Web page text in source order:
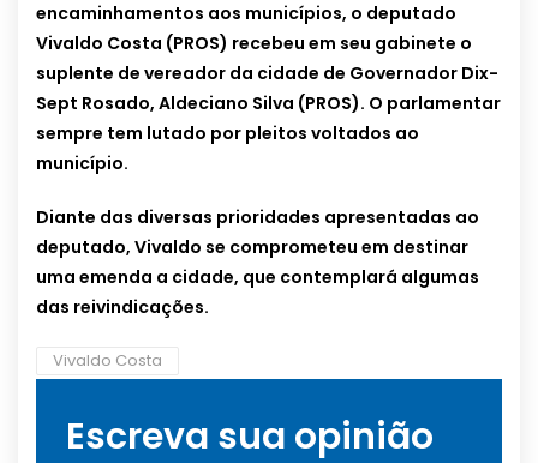
encaminhamentos aos municípios, o deputado
Vivaldo Costa (PROS) recebeu em seu gabinete o
suplente de vereador da cidade de Governador Dix-
Sept Rosado, Aldeciano Silva (PROS). O parlamentar
sempre tem lutado por pleitos voltados ao
município.
Diante das diversas prioridades apresentadas ao
deputado, Vivaldo se comprometeu em destinar
uma emenda a cidade, que contemplará algumas
das reivindicações.
Vivaldo Costa
Escreva sua opinião